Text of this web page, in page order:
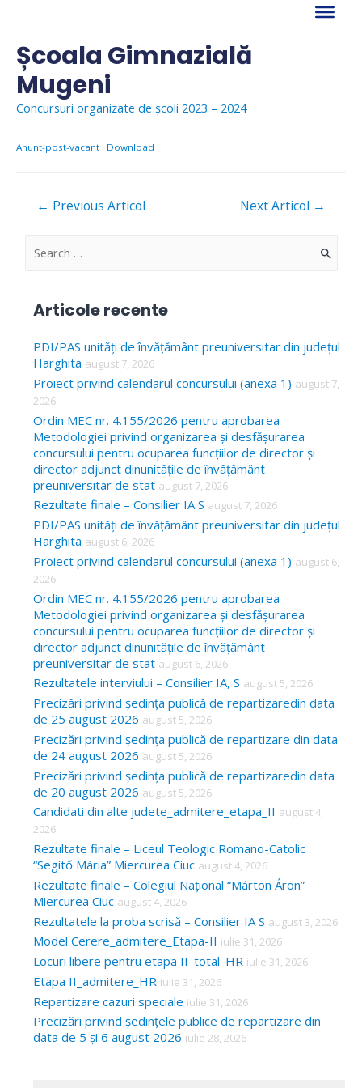
contentȘcoala Gimnazială
Mugeni
Concursuri organizate de școli 2023 – 2024
Anunt-post-vacant Download
Navigare
← Previous Articol Next Articol →
S
c
h
f
o
r
Articole recente
PDI/PAS unități de învățământ preuniversitar din județul
Harghita august 7, 2026
Proiect privind calendarul concursului (anexa 1) august 7,
2026
Ordin MEC nr. 4.155/2026 pentru aprobarea
Metodologiei privind organizarea și desfășurarea
concursului pentru ocuparea funcțiilor de director și
director adjunct dinunitățile de învățământ
preuniversitar de stat august 7, 2026
Rezultate finale – Consilier IA S august 7, 2026
PDI/PAS unități de învățământ preuniversitar din județul
Harghita august 6, 2026
Proiect privind calendarul concursului (anexa 1) august 6,
2026
Ordin MEC nr. 4.155/2026 pentru aprobarea
Metodologiei privind organizarea și desfășurarea
concursului pentru ocuparea funcțiilor de director și
director adjunct dinunitățile de învățământ
preuniversitar de stat august 6, 2026
Rezultatele interviului – Consilier IA, S august 5, 2026
Precizări privind ședința publică de repartizaredin data
de 25 august 2026 august 5, 2026
Precizări privind ședința publică de repartizare din data
de 24 august 2026 august 5, 2026
Precizări privind ședința publică de repartizaredin data
de 20 august 2026 august 5, 2026
Candidati din alte judete_admitere_etapa_II august 4,
2026
Rezultate finale – Liceul Teologic Romano-Catolic
“Segítő Mária” Miercurea Ciuc august 4, 2026
Rezultate finale – Colegiul Național “Márton Áron”
Miercurea Ciuc august 4, 2026
Rezultatele la proba scrisă – Consilier IA S august 3, 2026
Model Cerere_admitere_Etapa-II iulie 31, 2026
Locuri libere pentru etapa II_total_HR iulie 31, 2026
Etapa II_admitere_HR iulie 31, 2026
Repartizare cazuri speciale iulie 31, 2026
Precizări privind ședințele publice de repartizare din
data de 5 și 6 august 2026 iulie 28, 2026